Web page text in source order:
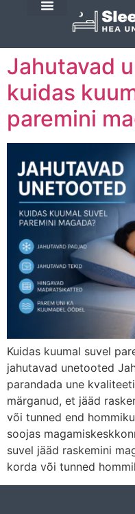
Jahutavad
kuidas
paremini
Kuidas kuumal suvel
jahutavad unetooted
parandada une
märganud, et jääd
või tunned end
soojas
suvel jääd raskemini
korda või tunned